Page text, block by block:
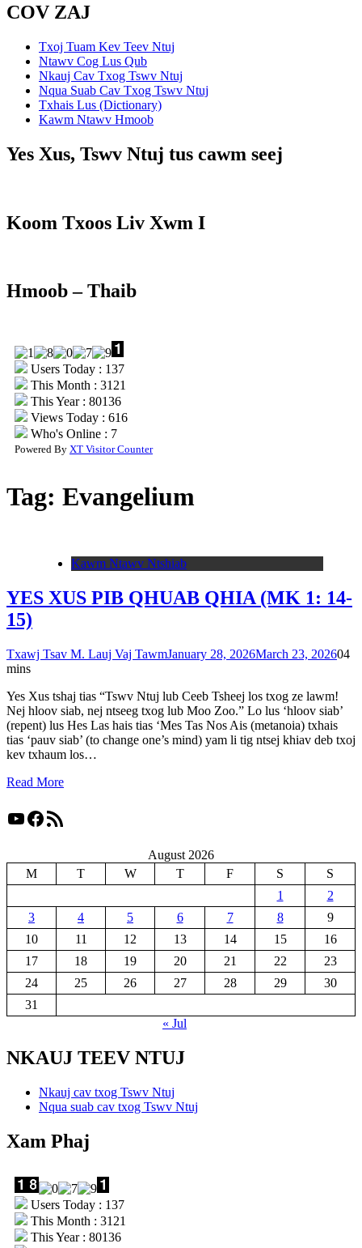
COV ZAJ
Txoj Tuam Kev Teev Ntuj
Ntawv Cog Lus Qub
Nkauj Cav Txog Tswv Ntuj
Nqua Suab Cav Txog Tswv Ntuj
Txhais Lus (Dictionary)
Kawm Ntawv Hmoob
Yes Xus, Tswv Ntuj tus cawm seej
Koom Txoos Liv Xwm I
Hmoob – Thaib
Users Today : 137
This Month : 3121
This Year : 80136
Views Today : 616
Who's Online : 7
Powered By XT Visitor Counter
Tag: Evangelium
Kawm Ntawv Ntshiab
YES XUS PIB QHUAB QHIA (MK 1: 14-
15)
Txawj Tsav M. Lauj Vaj TawmJanuary 28, 2026March 23, 202604
mins
Yes Xus tshaj tias “Tswv Ntuj lub Ceeb Tsheej los txog ze lawm!
Nej hloov siab, nej ntseeg txog lub Moo Zoo.” Lo lus ‘hloov siab’
(repent) lus Hes Las hais tias ‘Mes Tas Nos Ais (metanoia) txhais
tias ‘pauv siab’ (to change one’s mind) yam li tig ntsej khiav deb txoj
kev txhaum los…
Read More
YouTube
Facebook
RSS Feed
August 2026
M
T W T F S
S
1
2
3
4 5 6 7 8
9
10
11 12 13 14 15
16
17
18 19 20 21 22
23
24
25 26 27 28 29
30
31
« Jul
NKAUJ TEEV NTUJ
Nkauj cav txog Tswv Ntuj
Nqua suab cav txog Tswv Ntuj
Xam Phaj
Users Today : 137
This Month : 3121
This Year : 80136